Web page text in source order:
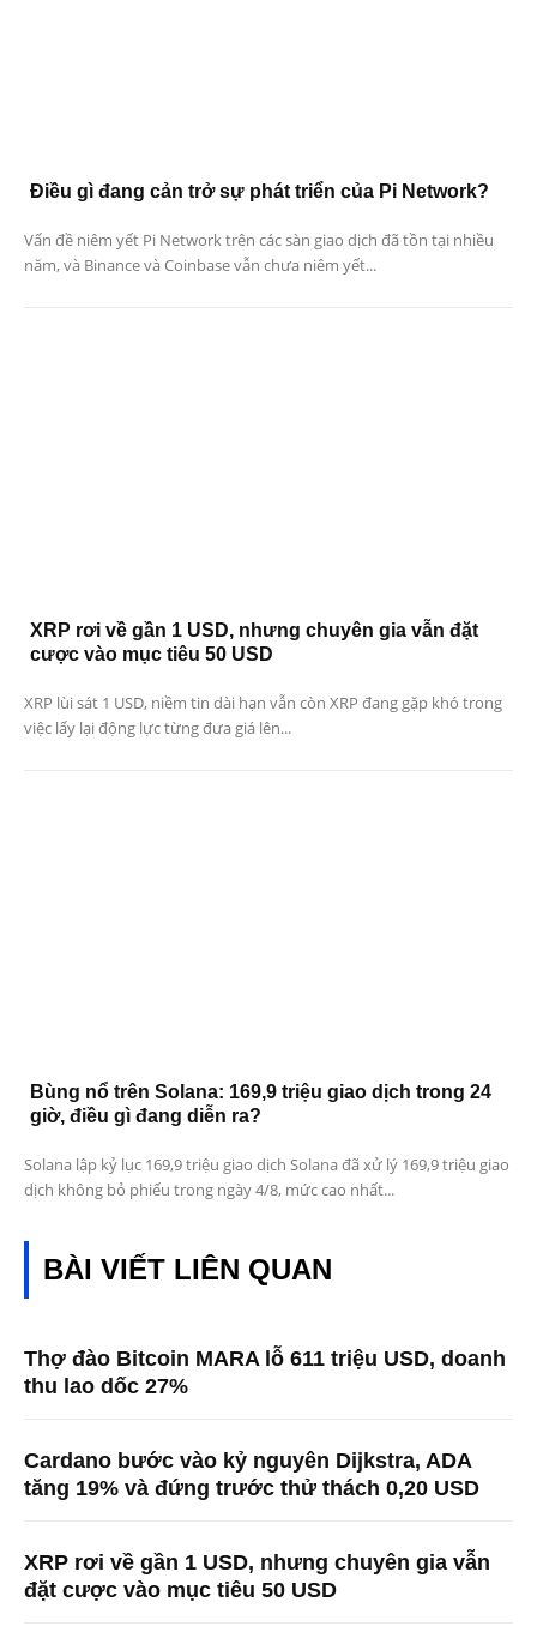
Điều gì đang cản trở sự phát triển của Pi Network?
Vấn đề niêm yết Pi Network trên các sàn giao dịch đã tồn tại nhiều
năm, và Binance và Coinbase vẫn chưa niêm yết...
XRP rơi về gần 1 USD, nhưng chuyên gia vẫn đặt
cược vào mục tiêu 50 USD
XRP lùi sát 1 USD, niềm tin dài hạn vẫn còn XRP đang gặp khó trong
việc lấy lại động lực từng đưa giá lên...
Bùng nổ trên Solana: 169,9 triệu giao dịch trong 24
giờ, điều gì đang diễn ra?
Solana lập kỷ lục 169,9 triệu giao dịch Solana đã xử lý 169,9 triệu giao
dịch không bỏ phiếu trong ngày 4/8, mức cao nhất...
BÀI VIẾT LIÊN QUAN
Thợ đào Bitcoin MARA lỗ 611 triệu USD, doanh
thu lao dốc 27%
Cardano bước vào kỷ nguyên Dijkstra, ADA
tăng 19% và đứng trước thử thách 0,20 USD
XRP rơi về gần 1 USD, nhưng chuyên gia vẫn
đặt cược vào mục tiêu 50 USD